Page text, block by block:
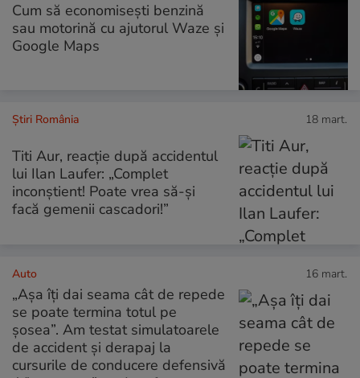
Cum să economisești benzină
sau motorină cu ajutorul Waze și
Google Maps
Știri România 18 mart.
Titi Aur, reacție după accidentul
lui Ilan Laufer: „Complet
inconștient! Poate vrea să-și
facă gemenii cascadori!”
Auto 16 mart.
„Așa îți dai seama cât de repede
se poate termina totul pe
șosea”. Am testat simulatoarele
de accident și derapaj la
cursurile de conducere defensivă